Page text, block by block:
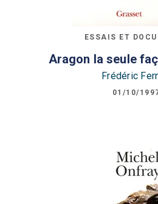
ESSAIS ET
Aragon la seule
Frédéric
01/10/